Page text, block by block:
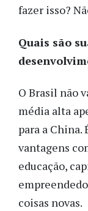
fazer isso?
Quais são
O Brasil não
média alta
para a China.
vantagens
educação,
coisas novas.